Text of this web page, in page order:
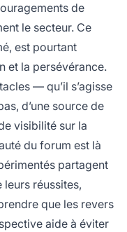
de
le secteur. Ce
est pourtant
et la persévérance.
— qu’il s’agisse
d’une source de
visibilité sur la
du forum est là
partagent
réussites,
que les revers
aide à éviter